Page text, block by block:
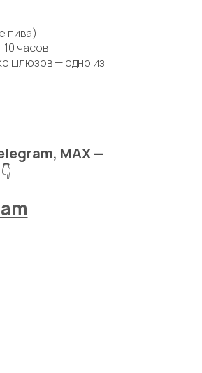
пива)
часов
шлюзов — одно из
MAX —
👇